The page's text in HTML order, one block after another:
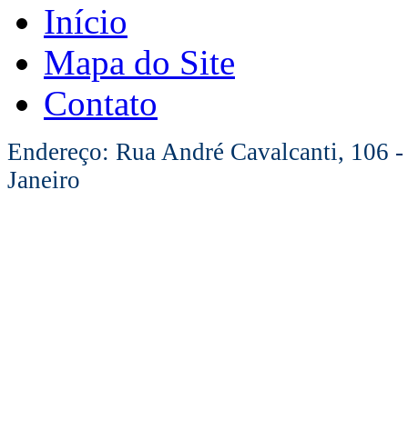
Início
Mapa do Site
Contato
Endereço: Rua André Cavalcanti, 106
Janeiro